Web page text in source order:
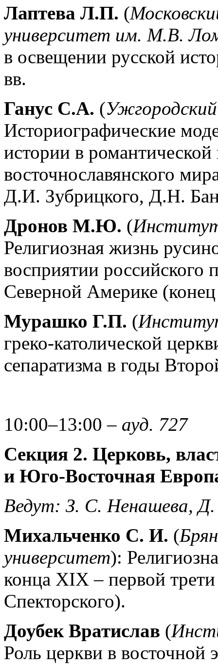
Лаптева Л.П. (
университет им. М.В.
в освещении русской
вв.
Ганус С.А. (
Историографические
истории в
восточнославянского
Д.И. Зубрицкого, Д.Н.
Дронов М.Ю. (
Религиозная жизнь
восприятии российского
Северной Америке
Мурашко Г.П. (
греко-католической
сепаратизма в годы
10:00–13:00 – ауд. 727
Секция 2. Церковь,
и Юго-Восточная
Ведут: З. С. Ненашева, Д.
Михальченко С. И. (
университет):
конца XIX – первой
Спекторского).
Доубек Вратислав (
Роль церкви в